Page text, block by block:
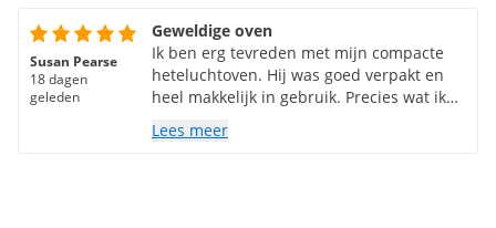
Susan Pearse
18 dagen
geleden
Geweldige oven
Ik ben erg tevreden met mijn compacte
heteluchtoven. Hij was goed verpakt en
heel makkelijk in gebruik. Precies wat ik
Lees meer